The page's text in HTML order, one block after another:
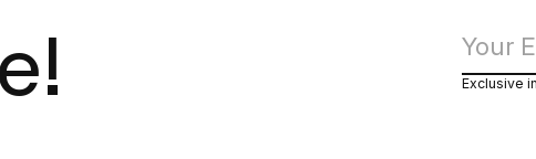
Exclusive